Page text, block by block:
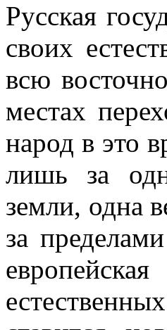
Русская
своих
всю
местах
народ в это
лишь за
земли, одна
за